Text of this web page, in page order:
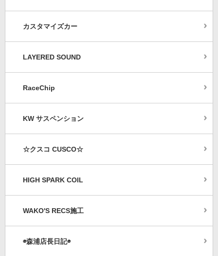
カスタマイズカー
LAYERED SOUND
RaceChip
KW サスペンション
☆クスコ CUSCO☆
HIGH SPARK COIL
WAKO'S RECS施工
◉森浦店長日記◉